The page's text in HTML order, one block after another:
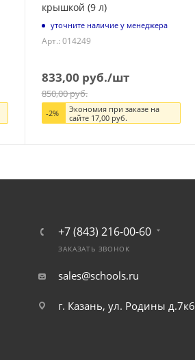
крышкой (9 л)
уточните наличие у менеджера
Арт.: 014249
833,00 руб./шт
850,00руб.
-2%
Экономия при заказе на
сайте 17,00руб.
+7 (843) 216-00-60
ЗАКАЗАТЬ ЗВОНОК
sales@schools.ru
г. Казань, ул. Родины д.7к6